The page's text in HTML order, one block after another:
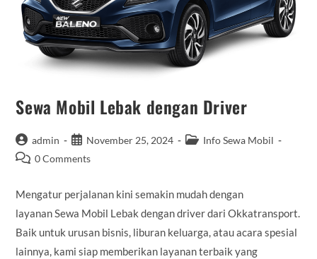
Sewa Mobil Lebak dengan Driver
Post
author:
admin
Post
published:
November 25, 2024
PostInfo Sewa Mobil
Post0 Comments
Mengatur perjalanan kini semakin mudah dengan
layanan Sewa Mobil Lebak dengan driver dari Okkatransport.
Baik untuk urusan bisnis, liburan keluarga, atau acara spesial
lainnya, kami siap memberikan layanan terbaik yang